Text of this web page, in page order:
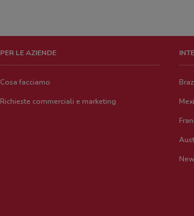
PER LE AZIENDE
Cosa facciamo
Richieste commerciali e marketing